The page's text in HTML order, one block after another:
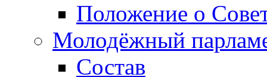
Положение о
Молодёжный
Состав